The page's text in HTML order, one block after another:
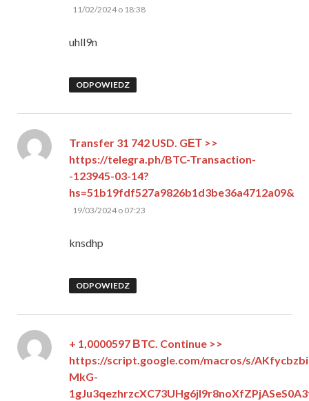
pisze:
11/02/2024 o 18:38
uhll9n
ODPOWIEDZ
Transfer 31 742 USD. GЕТ >>
https://telegra.ph/BTC-Transaction-
-123945-03-14?
hs=51b19fdf527a9826b1d3be36a4712a09&
pisze:
19/03/2024 o 07:23
knsdhp
ODPOWIEDZ
+ 1,0000597 ВTC. Continue >>
https://script.google.com/macros/s/
MkG-